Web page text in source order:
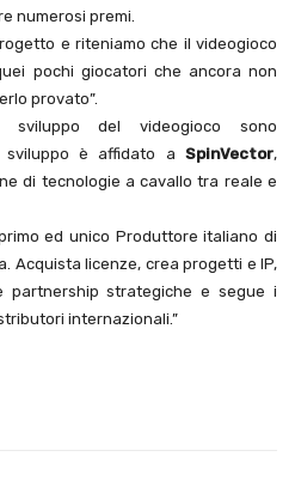
numerosi premi.
e riteniamo che il videogioco
pochi giocatori che ancora non
provato”.
sviluppo del videogioco sono
sviluppo è affidato a SpinVector,
di tecnologie a cavallo tra reale e
ed unico Produttore italiano di
Acquista licenze, crea progetti e IP,
partnership strategiche e segue i
internazionali.”